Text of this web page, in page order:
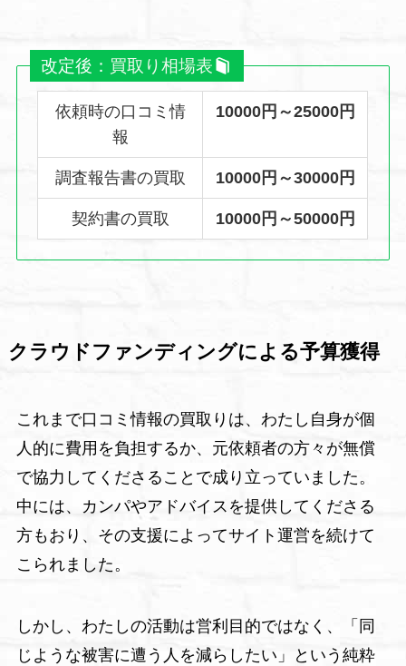
改定後： 買取り相場表
依頼時の口コミ情
報
10000円～25000円
調査報告書の買取 10000円～30000円
契約書の買取 10000円～50000円
クラウドファンディングによる予算獲得
これまで口コミ情報の買取りは、わたし自身が個
人的に費用を負担するか、元依頼者の方々が無償
で協力してくださることで成り立っていました。
中には、カンパやアドバイスを提供してくださる
方もおり、その支援によってサイト運営を続けて
こられました。
しかし、わたしの活動は営利目的ではなく、「同
じような被害に遭う人を減らしたい」という純粋